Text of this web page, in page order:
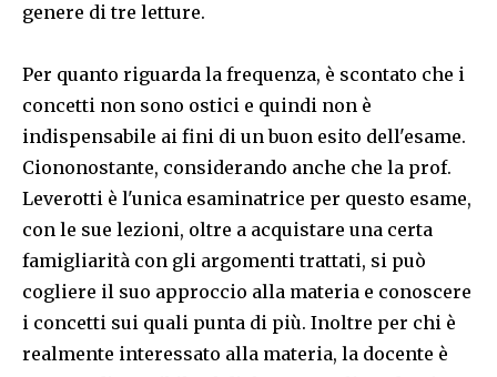
genere di tre letture.
Per quanto riguarda la frequenza, è scontato che i
concetti non sono ostici e quindi non è
indispensabile ai fini di un buon esito dell'esame.
Ciononostante, considerando anche che la prof.
Leverotti è l'unica esaminatrice per questo esame,
con le sue lezioni, oltre a acquistare una certa
famigliarità con gli argomenti trattati, si può
cogliere il suo approccio alla materia e conoscere
i concetti sui quali punta di più. Inoltre per chi è
realmente interessato alla materia, la docente è